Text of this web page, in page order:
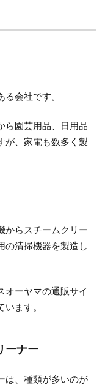
会社です。
ら園芸用品、日用品
が、家電も数多く製
からスチームクリー
の清掃機器を製造し
オーヤマの通販サイ
ます。
ーナー
は、種類が多いのが